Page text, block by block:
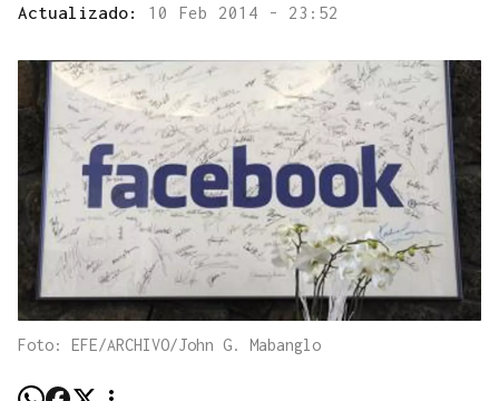
Actualizado: 10 Feb 2014 - 23:52
Foto: EFE/ARCHIVO/John G. Mabanglo